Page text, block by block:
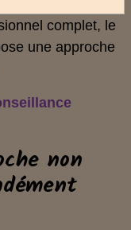
complet, le
une approche
non